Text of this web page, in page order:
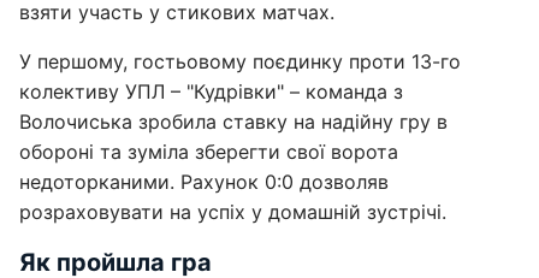
взяти участь у стикових матчах.
У першому, гостьовому поєдинку проти 13-го
колективу УПЛ – "Кудрівки" – команда з
Волочиська зробила ставку на надійну гру в
обороні та зуміла зберегти свої ворота
недоторканими. Рахунок 0:0 дозволяв
розраховувати на успіх у домашній зустрічі.
Як пройшла гра